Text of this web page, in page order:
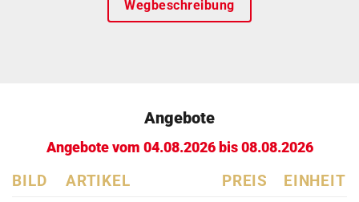
Wegbeschreibung
Angebote
Angebote vom 04.08.2026 bis 08.08.2026
BILD ARTIKEL PREIS EINHEIT